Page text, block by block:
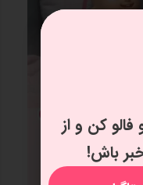
کن و از
باش!